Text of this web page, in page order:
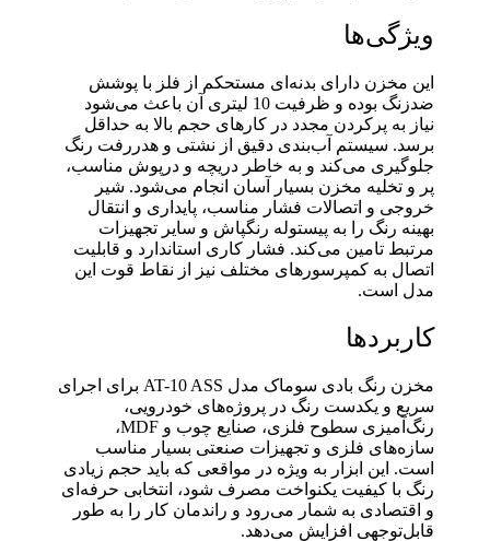
ویژگی‌ها
این مخزن دارای بدنه‌ای مستحکم از فلز با پوشش
ضدزنگ بوده و ظرفیت 10 لیتری آن باعث می‌شود
نیاز به پرکردن مجدد در کارهای حجم بالا به حداقل
برسد. سیستم آب‌بندی دقیق از نشتی و هدررفت رنگ
جلوگیری می‌کند و به خاطر دریچه و درپوش مناسب،
پر و تخلیه مخزن بسیار آسان انجام می‌شود. شیر
خروجی و اتصالات فشار مناسب، پایداری و انتقال
بهینه رنگ را به پیستوله رنگپاش و سایر تجهیزات
مرتبط تامین می‌کند. فشار کاری استاندارد و قابلیت
اتصال به کمپرسورهای مختلف نیز از نقاط قوت این
مدل است.
کاربردها
مخزن رنگ بادی سوماک مدل AT-10 ASS برای اجرای
سریع و یکدست رنگ در پروژه‌های خودرویی،
رنگ‌آمیزی سطوح فلزی، صنایع چوب و MDF،
سازه‌های فلزی و تجهیزات صنعتی بسیار مناسب
است. این ابزار به ویژه در مواقعی که باید حجم زیادی
رنگ با کیفیت یکنواخت مصرف شود، انتخابی حرفه‌ای
و اقتصادی به شمار می‌رود و راندمان کار را به طور
قابل‌توجهی افزایش می‌دهد.